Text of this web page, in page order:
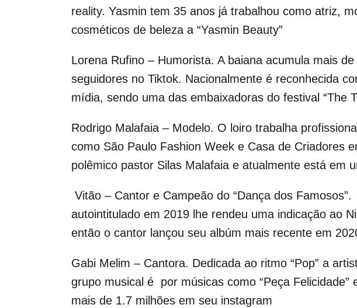
reality. Yasmin tem 35 anos já trabalhou como atriz,
cosméticos de beleza a “Yasmin Beauty”
Lorena Rufino – Humorista. A baiana acumula mais
seguidores no Tiktok. Nacionalmente é reconhecida
mídia, sendo uma das embaixadoras do festival “The
Rodrigo Malafaia – Modelo. O loiro trabalha
como São Paulo Fashion Week e Casa de Criadores
polêmico pastor Silas Malafaia e atualmente está em
Vitão – Cantor e Campeão do “Dança dos
autointitulado em 2019 lhe rendeu uma indicação ao
então o cantor lançou seu albúm mais recente em
Gabi Melim – Cantora. Dedicada ao ritmo “Pop” a
grupo musical é por músicas como “Peça
mais de 1.7 milhões em seu instagram